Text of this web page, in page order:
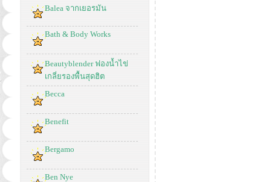
Balea จากเยอรมัน
Bath & Body Works
Beautyblender ฟองน้ำไข่
เกลี่ยรองพื้นสุดฮิต
Becca
Benefit
Bergamo
Ben Nye